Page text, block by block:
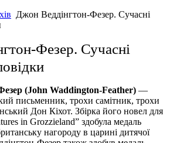
Джон Веддінгтон-Фезер. Сучасні
Фезер. Сучасні
(John Waddington-Feather) —
письменник, трохи самітник, трохи
Дон Кіхот. Збірка його новел для
in Grozzieland” здобула медаль
нагороду в царині дитячої